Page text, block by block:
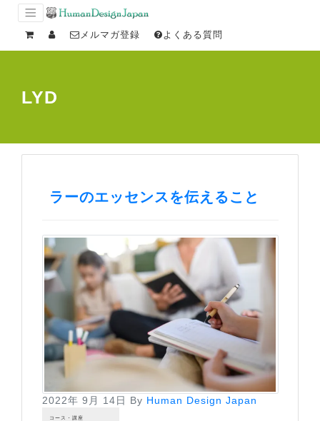
メルマガ登録 よくある質問
LYD
ラーのエッセンスを伝えること
2022年 9月 14日 By Human Design Japan
コース・講座